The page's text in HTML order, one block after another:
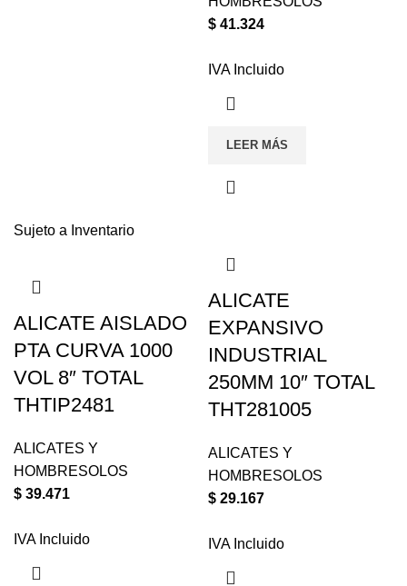
$ 41.324
IVA Incluido
LEER MÁS
Sujeto a Inventario
ALICATE AISLADO
PTA CURVA 1000
VOL 8″ TOTAL
THTIP2481
ALICATES Y
HOMBRESOLOS
$ 39.471
IVA Incluido
ALICATE
EXPANSIVO
INDUSTRIAL
250MM 10″ TOTAL
THT281005
ALICATES Y
HOMBRESOLOS
$ 29.167
IVA Incluido